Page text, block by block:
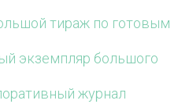
тираж по готовым
экземпляр большого
журнал